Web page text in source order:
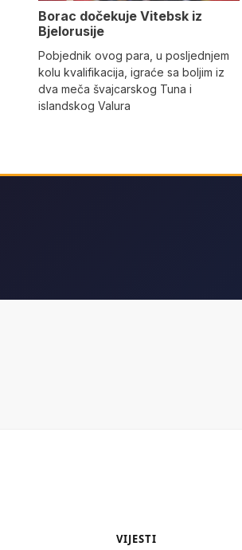
Borac dočekuje Vitebsk iz
Bjelorusije
Pobjednik ovog para, u posljednjem
kolu kvalifikacija, igraće sa boljim iz
dva meča švajcarskog Tuna i
islandskog Valura
VIJESTI